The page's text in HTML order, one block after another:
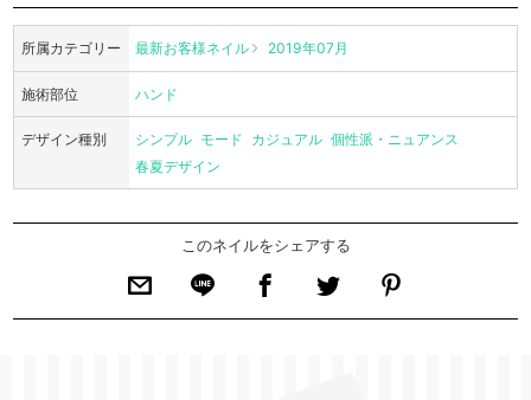
所属カテゴリー 最新お客様ネイル 2019年07月
施術部位 ハンド
デザイン種別 シンプル モード カジュアル 個性派・ニュアンス
春夏デザイン
このネイルをシェアする